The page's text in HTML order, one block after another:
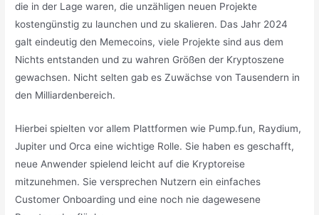
die in der Lage waren, die unzähligen neuen Projekte
kostengünstig zu launchen und zu skalieren. Das Jahr 2024
galt eindeutig den Memecoins, viele Projekte sind aus dem
Nichts entstanden und zu wahren Größen der Kryptoszene
gewachsen. Nicht selten gab es Zuwächse von Tausendern in
den Milliardenbereich.
Hierbei spielten vor allem Plattformen wie Pump.fun, Raydium,
Jupiter und Orca eine wichtige Rolle. Sie haben es geschafft,
neue Anwender spielend leicht auf die Kryptoreise
mitzunehmen. Sie versprechen Nutzern ein einfaches
Customer Onboarding und eine noch nie dagewesene